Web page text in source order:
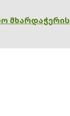
მხარდაჭერის